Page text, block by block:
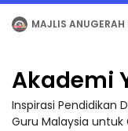
LIVE 🔴 [LIVE] MATEMATIK SR,
Akademi
Inspirasi Pendidikan
Guru Malaysia